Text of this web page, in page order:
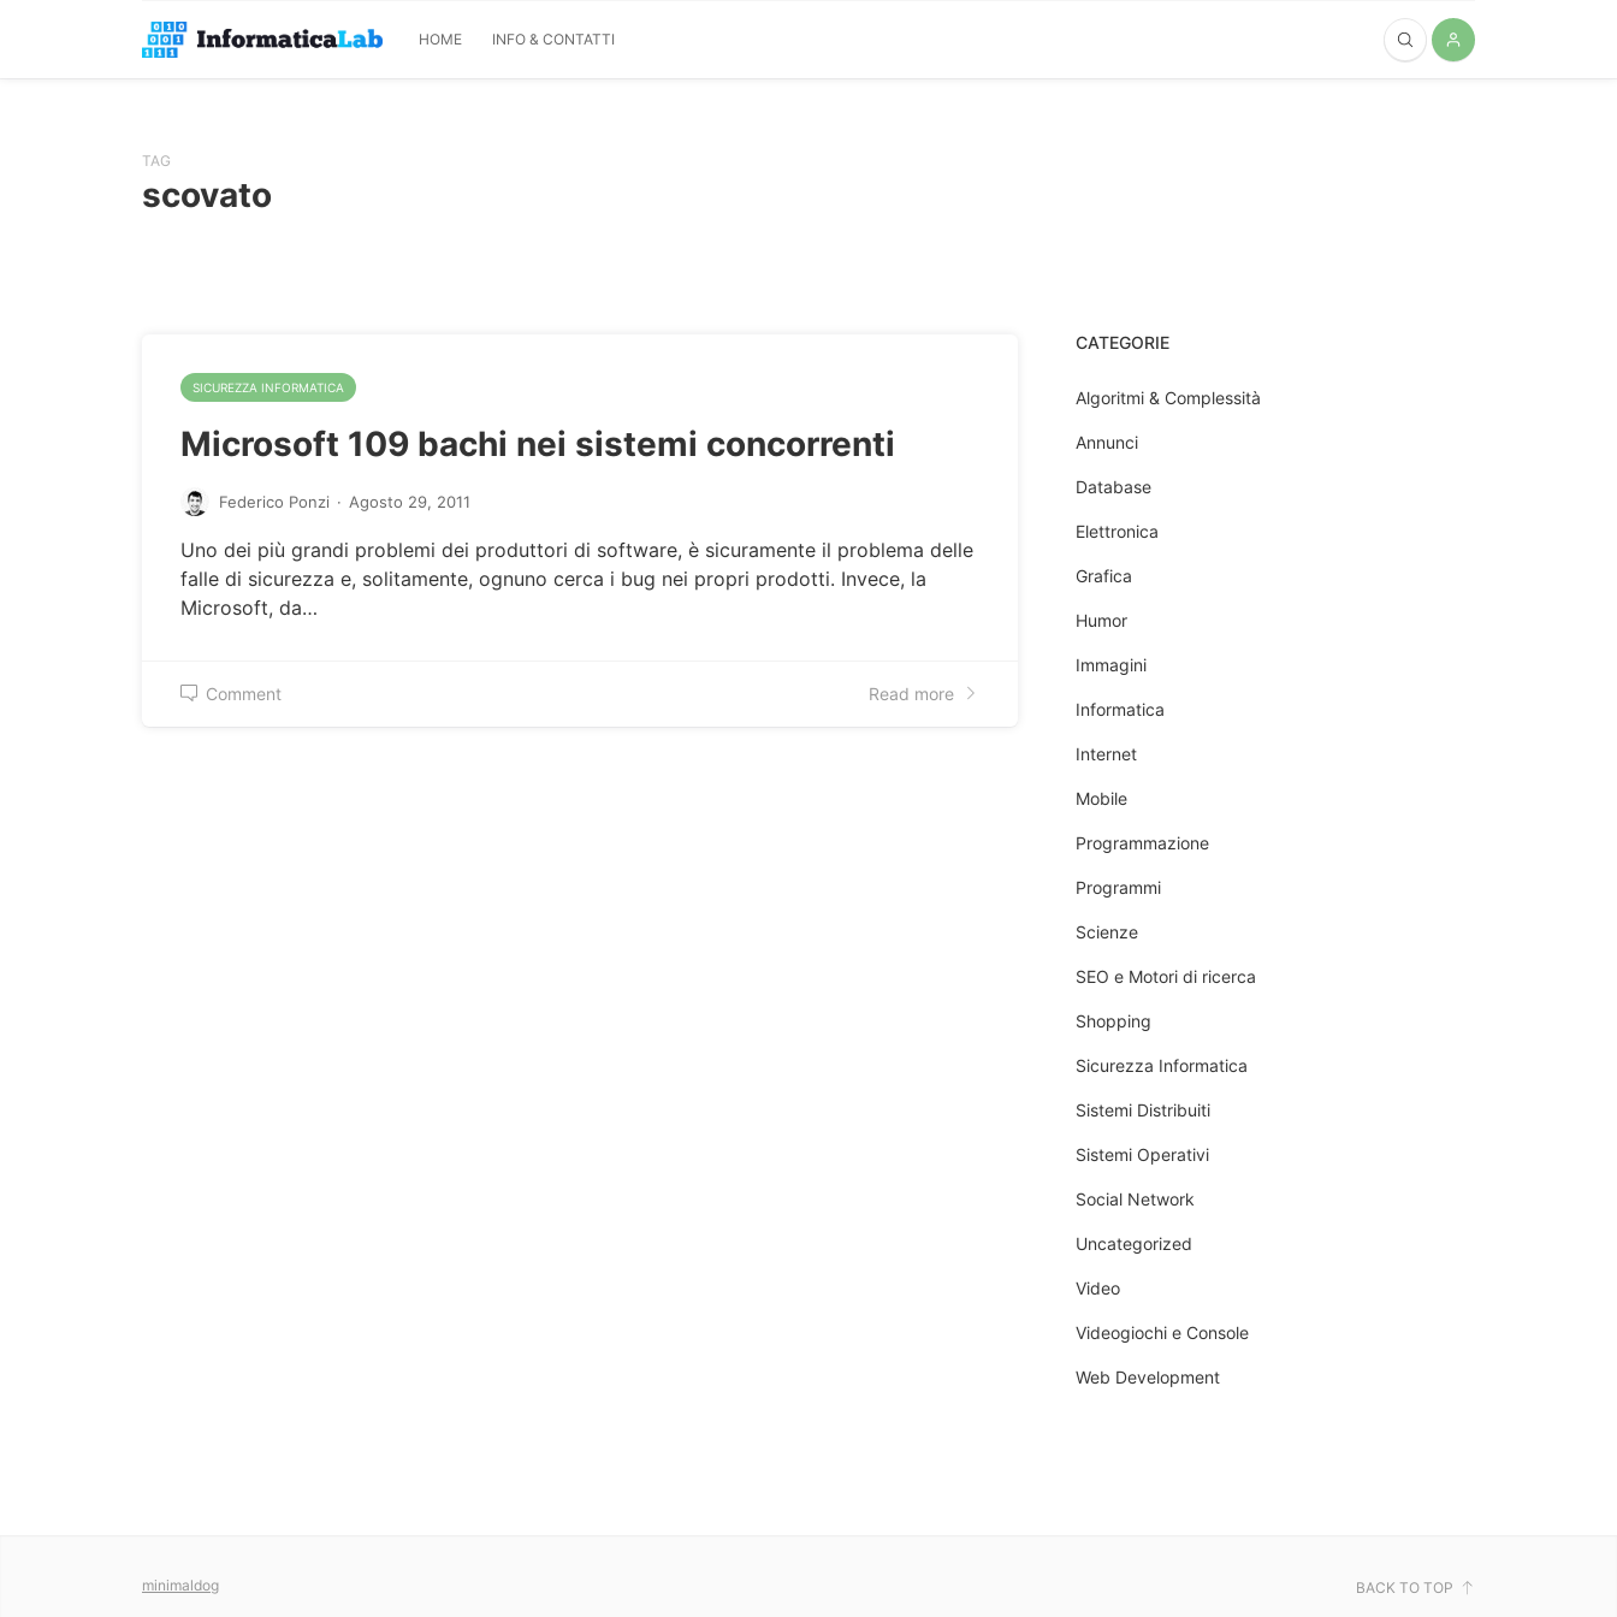
HOME INFO & CONTATTI
TAG
scovato
SICUREZZA INFORMATICA
Microsoft 109 bachi nei sistemi concorrenti
Federico Ponzi · Agosto 29, 2011
Uno dei più grandi problemi dei produttori di software, è sicuramente il problema delle
falle di sicurezza e, solitamente, ognuno cerca i bug nei propri prodotti. Invece, la
Microsoft, da…
Comment Read more
CATEGORIE
Algoritmi & Complessità
Annunci
Database
Elettronica
Grafica
Humor
Immagini
Informatica
Internet
Mobile
Programmazione
Programmi
Scienze
SEO e Motori di ricerca
Shopping
Sicurezza Informatica
Sistemi Distribuiti
Sistemi Operativi
Social Network
Uncategorized
Video
Videogiochi e Console
Web Development
minimaldog BACK TO TOP